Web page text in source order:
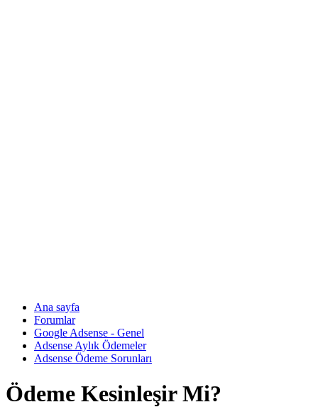
Ana sayfa
Forumlar
Google Adsense - Genel
Adsense Aylık Ödemeler
Adsense Ödeme Sorunları
Ödeme Kesinleşir Mi?